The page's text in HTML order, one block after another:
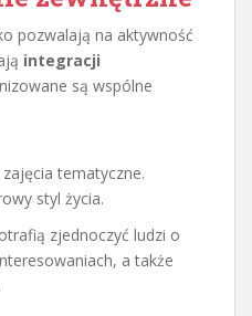
pozwalają na aktywność
integracji
są wspólne
tematyczne.
styl życia.
zjednoczyć ludzi o
a także